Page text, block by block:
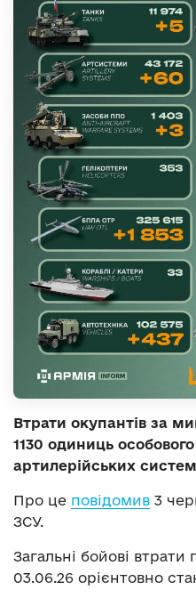
Втрати окупантів за
1130 одиниць
артилерійських
Про це повідомив 3
ЗСУ.
Загальні бойові
03.06.26 орієнтовно